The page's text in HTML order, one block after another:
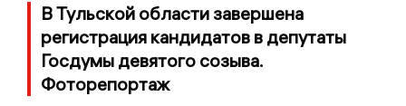
В Тульской области завершена
регистрация кандидатов в депутаты
Госдумы девятого созыва.
Фоторепортаж